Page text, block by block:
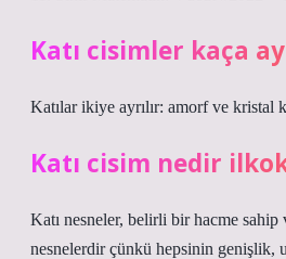
Katı cisimler kaça
Katılar ikiye ayrılır: amorf ve kristal
Katı cisim nedir
Katı nesneler, belirli bir hacme
nesnelerdir çünkü hepsinin genişlik,